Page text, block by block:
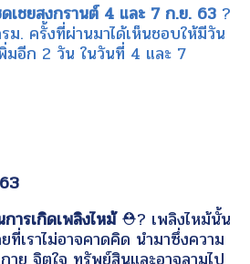
เชยสงกรานต์ 4 และ 7 ก.ย. 63 ?
ม. ครั้งที่ผ่านมาได้เห็นชอบให้มีวัน
มอีก 2 วัน ในวันที่ 4 และ 7
ารเกิดเพลิงไหม้ ⛑? เพลิงไหม้นั้น
ที่เราไม่อาจคาดคิด นำมาซึ่งความ